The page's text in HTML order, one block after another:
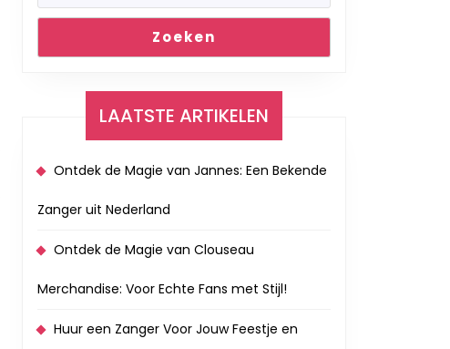
Zoeken
LAATSTE ARTIKELEN
Ontdek de Magie van Jannes: Een Bekende
Zanger uit Nederland
Ontdek de Magie van Clouseau
Merchandise: Voor Echte Fans met Stijl!
Huur een Zanger Voor Jouw Feestje en